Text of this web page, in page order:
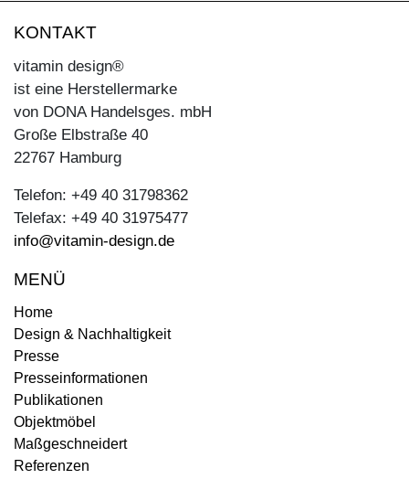
KONTAKT
vitamin design®
ist eine Herstellermarke
von DONA Handelsges. mbH
Große Elbstraße 40
22767 Hamburg
Telefon: +49 40 31798362
Telefax: +49 40 31975477
info@vitamin-design.de
MENÜ
Home
Design & Nachhaltigkeit
Presse
Presseinformationen
Publikationen
Objektmöbel
Maßgeschneidert
Referenzen